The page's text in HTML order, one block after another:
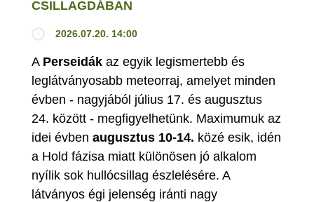
CSILLAGDÁBAN
2026.07.20. 14:00
A Perseidák az egyik legismertebb és
leglátványosabb meteorraj, amelyet minden
évben - nagyjából július 17. és augusztus
24. között - megfigyelhetünk. Maximumuk az
idei évben augusztus 10-14. közé esik, idén
a Hold fázisa miatt különösen jó alkalom
nyílik sok hullócsillag észlelésére. A
látványos égi jelenség iránti nagy